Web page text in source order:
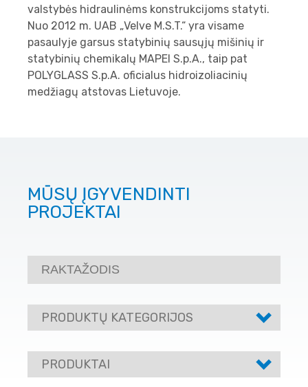
valstybės hidraulinėms konstrukcijoms statyti.
Nuo 2012 m. UAB „Velve M.S.T.“ yra visame
pasaulyje garsus statybinių sausųjų mišinių ir
statybinių chemikalų MAPEI S.p.A., taip pat
POLYGLASS S.p.A. oficialus hidroizoliacinių
medžiagų atstovas Lietuvoje.
MŪSŲ ĮGYVENDINTI
PROJEKTAI
PRODUKTŲ KATEGORIJOS
PRODUKTAI